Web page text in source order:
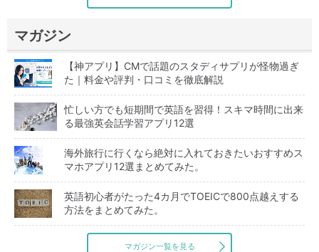
マガジン
【神アプリ】CMで話題のスタディサプリが怪物過ぎ
た｜料金や評判・口コミを徹底解説
忙しい方でも短期間で英語を習得！スキマ時間に出来
る最強英会話学習アプリ12選
海外旅行に行くなら絶対に入れておきたいおすすめス
マホアプリ12選まとめてみた。
英語初心者がたった4カ月でTOEICで800点越えする
方法をまとめてみた。
マガジン一覧を見る